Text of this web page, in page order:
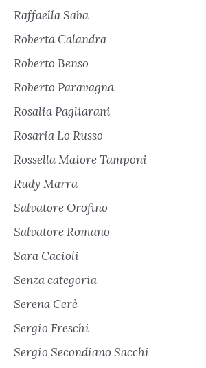
Raffaella Saba
Roberta Calandra
Roberto Benso
Roberto Paravagna
Rosalia Pagliarani
Rosaria Lo Russo
Rossella Maiore Tamponi
Rudy Marra
Salvatore Orofino
Salvatore Romano
Sara Cacioli
Senza categoria
Serena Cerè
Sergio Freschi
Sergio Secondiano Sacchi